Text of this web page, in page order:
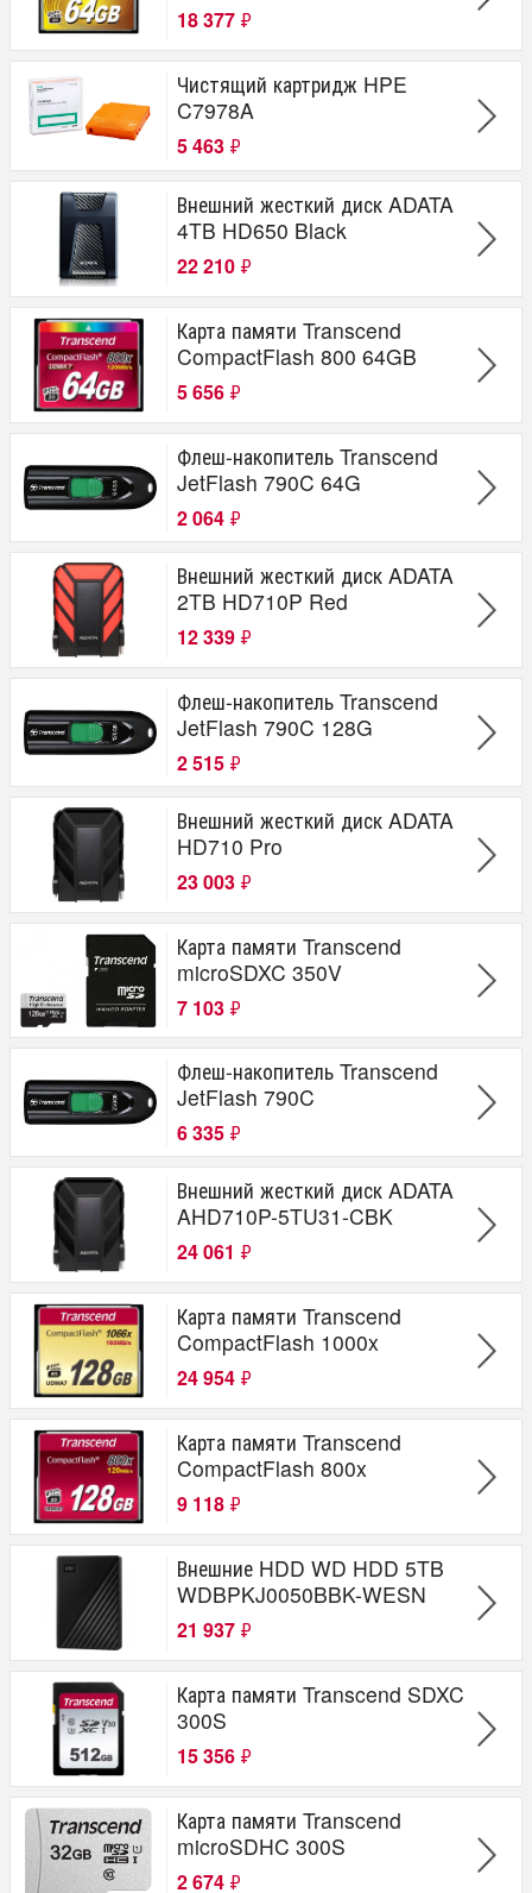
18 377 ₽
Чистящий картридж HPE
C7978A
5 463 ₽
Внешний жесткий диск ADATA
4TB HD650 Black
22 210 ₽
Карта памяти Transcend
CompactFlash 800 64GB
5 656 ₽
Флеш-накопитель Transcend
JetFlash 790C 64G
2 064 ₽
Внешний жесткий диск ADATA
2TB HD710P Red
12 339 ₽
Флеш-накопитель Transcend
JetFlash 790C 128G
2 515 ₽
Внешний жесткий диск ADATA
HD710 Pro
23 003 ₽
Карта памяти Transcend
microSDXC 350V
7 103 ₽
Флеш-накопитель Transcend
JetFlash 790C
6 335 ₽
Внешний жесткий диск ADATA
AHD710P-5TU31-CBK
24 061 ₽
Карта памяти Transcend
CompactFlash 1000x
24 954 ₽
Карта памяти Transcend
CompactFlash 800x
9 118 ₽
Внешние HDD WD HDD 5TB
WDBPKJ0050BBK-WESN
21 937 ₽
Карта памяти Transcend SDXC
300S
15 356 ₽
Карта памяти Transcend
microSDHC 300S
2 674 ₽